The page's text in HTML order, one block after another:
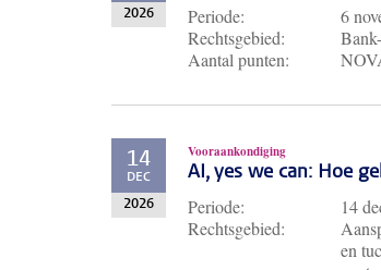
2026 Periode: 6
Rechtsgebied:
Aantal punten:
14
DEC
2026
Vooraankondiging
AI, yes we can: Hoe
Periode:
14
Rechtsgebied:
en